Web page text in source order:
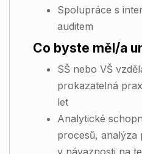
Spolupráce s
auditem
Co byste měl/a
SŠ nebo VŠ
prokazatelná
let
Analytické
procesů, analýza
v návaznosti na